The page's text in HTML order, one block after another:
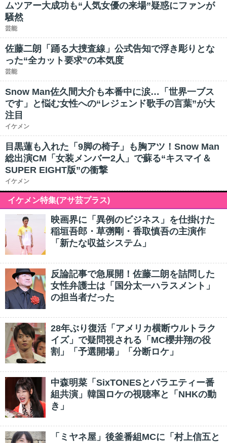
ムツアー大成功も“人気女優の来場”疑惑にファンが
騒然
芸能
佐藤二朗「踊る大捜査線」公式告知で浮き彫りとな
った“全カット要求”の本気度
芸能
Snow Man佐久間大介も本番中に涙…「世界一ブス
です」と悩む女性への“レジェンド歌手の言葉”が大
注目
イケメン
目黒蓮も入れた「9脚の椅子」も胸アツ！Snow Man
総出演CM「女装メンバー2人」で蘇る“キスマイ＆
SUPER EIGHT版”の衝撃
イケメン
イケメン特集(アサ芸プラス)
映画界に「異例のビジネス」を仕掛けた
稲垣吾郎・草彅剛・香取慎吾の主演作
「新たな収益システム」
反論記事で急展開！佐藤二朗を詰問した
女性弁護士は「国分太一ハラスメント」
の担当者だった
28年ぶり復活「アメリカ横断ウルトラク
イズ」で疑問視される「MC櫻井翔の役
割」「予選開場」「分断ロケ」
中森明菜「SixTONESとバラエティー番
組共演」韓国ロケの視聴率と「NHKの動
き」
「ミヤネ屋」後釜番組MCに「村上信五と